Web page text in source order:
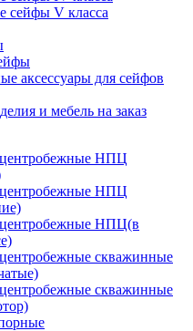
сейфы V класса
аксессуары для сейфов
и мебель на заказ
НПЦ
НПЦ
НПЦ(в
скважинные
скважинные